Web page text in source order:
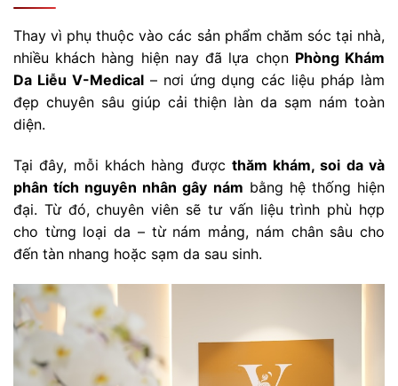
Thay vì phụ thuộc vào các sản phẩm chăm sóc tại nhà,
nhiều khách hàng hiện nay đã lựa chọn Phòng Khám
Da Liễu V-Medical– nơi ứng dụng các liệu pháp làm
đẹp chuyên sâu giúp cải thiện làn da sạm nám toàn
diện.
Tại đây, mỗi khách hàng được thăm khám, soi da và
phân tích nguyên nhân gây nám bằng hệ thống hiện
đại. Từ đó, chuyên viên sẽ tư vấn liệu trình phù hợp
cho từng loại da – từ nám mảng, nám chân sâu cho
đến tàn nhang hoặc sạm da sau sinh.